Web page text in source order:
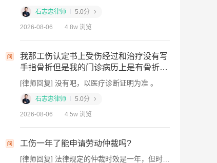
石志忠律师 5.0分
2026-08-06 4.8w 浏览
我那工伤认定书上受伤经过和治疗没有写
手指骨折但是我的门诊病历上是有骨折的
这样对后面劳动能力鉴定有影响吗?
[律师回复] 没有吧，以医疗诊断证明为准 。
石志忠律师 5.0分
2026-08-06 4.5w 浏览
工伤一年了能申请劳动仲裁吗?